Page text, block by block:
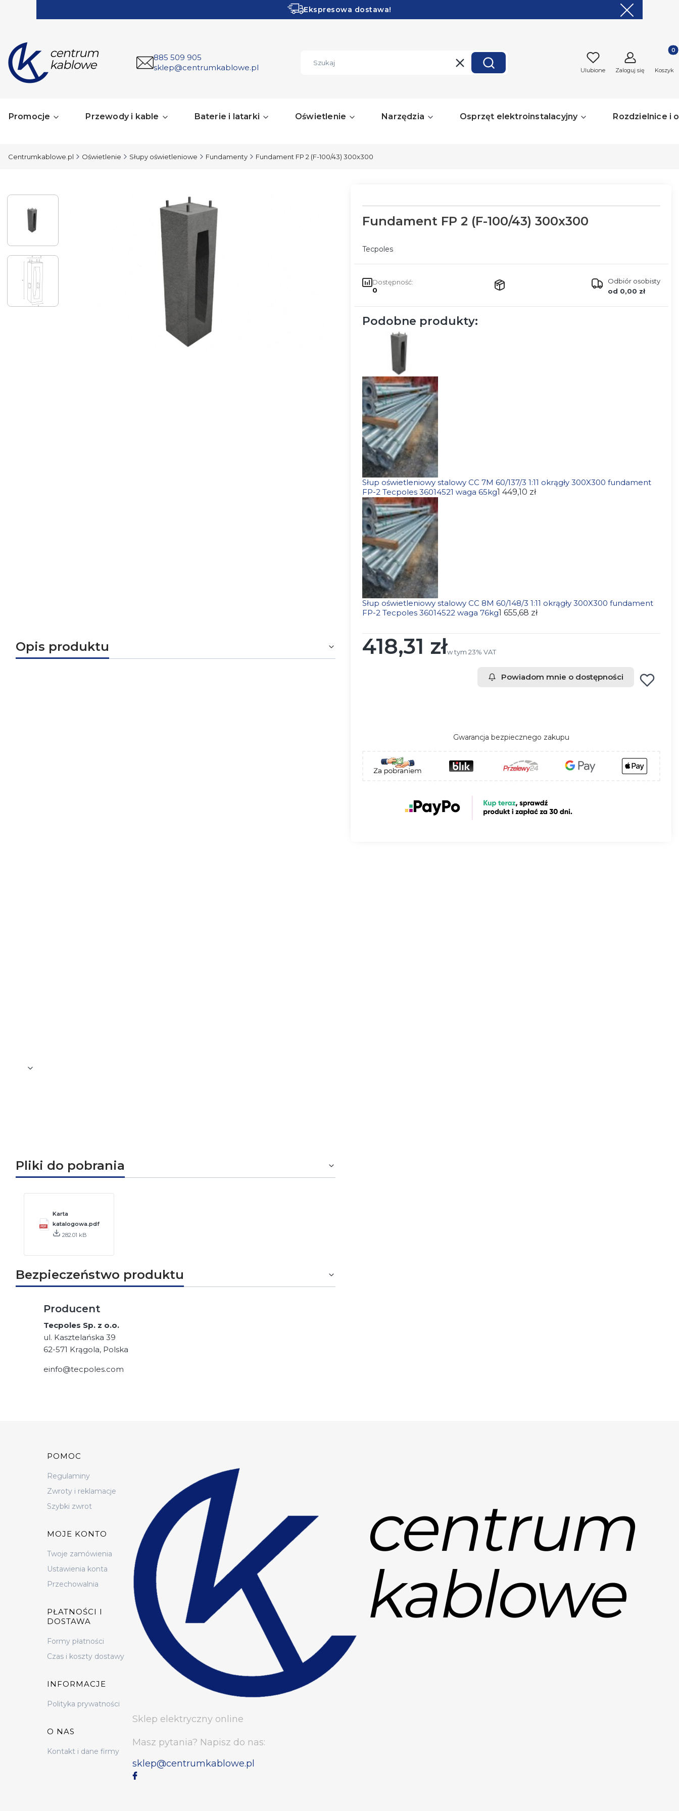
Ekspresowa dostawa!
885 509 905
sklep@centrumkablowe.pl
Wyczyść
Szukaj
Ulubione Zaloguj się Koszyk
Promocje Przewody i kable Baterie i latarki Oświetlenie Narzędzia Osprzęt elektroinstalacyjny Rozdzielnice i
Centrumkablowe.pl Oświetlenie Słupy oświetleniowe Fundamenty Fundament FP 2 (F-100/43) 300x300
Fundament FP 2 (F-100/43) 300x300
Tecpoles
Dostępność:
0
Odbiór osobisty
od 0,00 zł
Podobne produkty:
Słup oświetleniowy stalowy CC 7M 60/137/3 1:11 okrągły 300X300 fundament
FP-2 Tecpoles 36014521 waga 65kg1 449,10 zł
Słup oświetleniowy stalowy CC 8M 60/148/3 1:11 okrągły 300X300 fundament
FP-2 Tecpoles 36014522 waga 76kg1 655,68 zł
Cena
418,31 złw tym 23% VAT
w tym 23% VAT
Powiadom mnie o dostępności
Gwarancja bezpiecznego zakupu
Opis produktu
Pliki do pobrania
Karta
katalogowa.pdf
282.01 kB
Bezpieczeństwo produktu
Producent
Tecpoles Sp. z o.o.
ul. Kasztelańska 39
62-571 Krągola, Polska
einfo@tecpoles.com
Linki w stopce
POMOC
Regulaminy
Zwroty i reklamacje
Szybki zwrot
MOJE KONTO
Twoje zamówienia
Ustawienia konta
Przechowalnia
PŁATNOŚCI I
DOSTAWA
Formy płatności
Czas i koszty dostawy
INFORMACJE
Polityka prywatności
O NAS
Kontakt i dane firmy
Sklep elektryczny online
Masz pytania? Napisz do nas:
sklep@centrumkablowe.pl